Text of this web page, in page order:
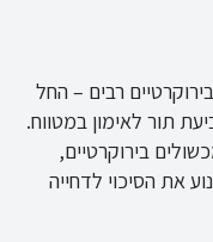
רבים – החל
תור לאימון במטווח.
בירוקרטיים,
את הסיכוי לדחייה